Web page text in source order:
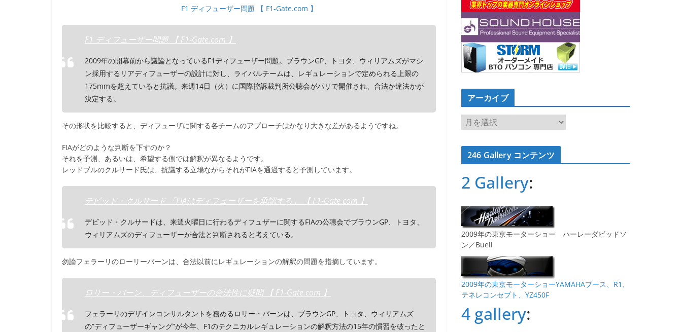
F1 ディフューザー問題 【 F1-Gate.com 】
F1 ディフューザー問題 【 F1-Gate.com 】
2009年の開幕前から議論となっているF1ディフューザー問題。ブラウンGP、トヨタ、ウィリアムズがマシ
ン採用するリアディフューザーの設計に対し、ライバルチームは、レギュレーションで定められる上限の
175mmを超えていると抗議。来週14日（火）に国際控訴裁判所公聴会がパリで開催され、合法か違法かが
決定する。
その形状を比較すると、ディフューザに関する各チームのアプローチはかなり大きな差があるようですね。
FIAがどのような判断を下すのか？
それを予測、あるいは、希望する側では解釈が異なるようです。
レッドブルのクルサード氏は、抗議する立場ながらそれがFIAを通過すると予測しています。
デビッド・クルサード 「FIAはディフューザーを承認する」 【 F1-Gate.com 】
デビッド・クルサードは、来週火曜日に行わるディフュザーに関するFIAの公聴会でブラウンGP、トヨタ、
ウィリアムズのディフューザーが合法と判断されると考えている。
勿論フェラーリのローリーバーンは、合法以前にレギュレーションの解釈の問題を指摘しています。
ロリー・バーン、ディフューザーの合法性に疑問 【 F1-Gate.com 】
フェラーリのデザインコンサルタントを務めるロリー・バーンは、ブラウンGP、トヨタ、ウィリアムズ
の”ディフューザーギャング”が今年、F1のテクニカルレギュレーションの解釈方法の15年の慣習を破ったと
アーカイブ
ア
ー
カ
イ246 Gallery コンテンツ
2 Gallery:
2009年の東京モーターショー ハーレーダビッドソ
ン／Buell
2009年の東京モーターショーYAMAHAブース、R1、
テネレコンセプト、YZ450F
4 gallery: